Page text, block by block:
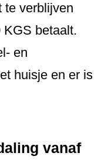
te verblijven
KGS betaalt.
en
huisje en er is
vanaf